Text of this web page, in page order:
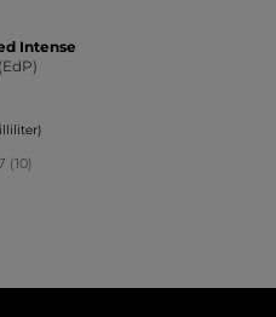
Intense
(10)